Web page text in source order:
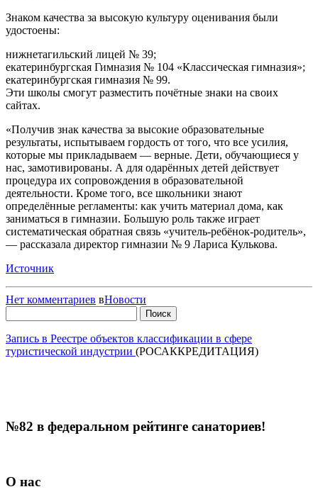
Знаком качества за высокую культуру оценивания были
удостоены:
нижнетагильский лицей № 39;
екатеринбургская Гимназия № 104 «Классическая гимназия»;
екатеринбургская гимназия № 99.
Эти школы смогут разместить почётные знаки на своих
сайтах.
«Получив знак качества за высокие образовательные
результаты, испытываем гордость от того, что все усилия,
которые мы прикладываем — верные. Дети, обучающиеся у
нас, замотивированы. А для одарённых детей действует
процедура их сопровождения в образовательной
деятельности. Кроме того, все школьники знают
определённые регламенты: как учить материал дома, как
заниматься в гимназии. Большую роль также играет
систематическая обратная связь «учитель-ребёнок-родитель»,
— рассказала директор гимназии № 9 Лариса Кулькова.
Источник
Нет комментариев вНовости
Запись в Реестре объектов классификации в сфере
туристической индустрии (РОСАККРЕДИТАЦИЯ)
№82 в федеральном рейтинге санаториев!
О нас